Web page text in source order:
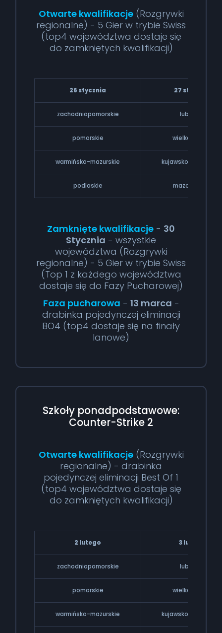
Otwarte kwalifikacje(Rozgrywki
regionalne) - 5 Gier w trybie Swiss
(top4 województwa dostaje się
do zamkniętych kwalifikacji)
26 stycznia 27 stycznia
zachodniopomorskie lubuskie
pomorskie wielkopolskie
warmińsko-mazurskie kujawsko-
podlaskie mazowieckie
Zamknięte kwalifikacje - 30
Stycznia - wszystkie
województwa (Rozgrywki
regionalne) - 5 Gier w trybie Swiss
(Top 1 z każdego województwa
dostaje się do Fazy Pucharowej)
Faza pucharowa - 13 marca -
drabinka pojedynczej eliminacji
BO4 (top4 dostaje się na finały
lanowe)
Szkoły ponadpodstawowe:
Counter-Strike 2
Otwarte kwalifikacje(Rozgrywki
regionalne) - drabinka
pojedynczej eliminacji Best Of 1
(top4 województwa dostaje się
do zamkniętych kwalifikacji)
2 lutego 3 lutego
zachodniopomorskie lubuskie
pomorskie wielkopolskie
warmińsko-mazurskie kujawsko-